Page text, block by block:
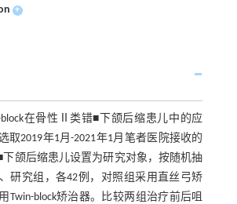
+
block在骨性Ⅱ类错■下颌后缩患儿中的应
取2019年1月-2021年1月笔者医院接收的
颌后缩患儿设置为研究对象，按随机抽
研究组，各42例，对照组采用直丝弓矫
Twin-block矫治器。比较两组治疗前后咀